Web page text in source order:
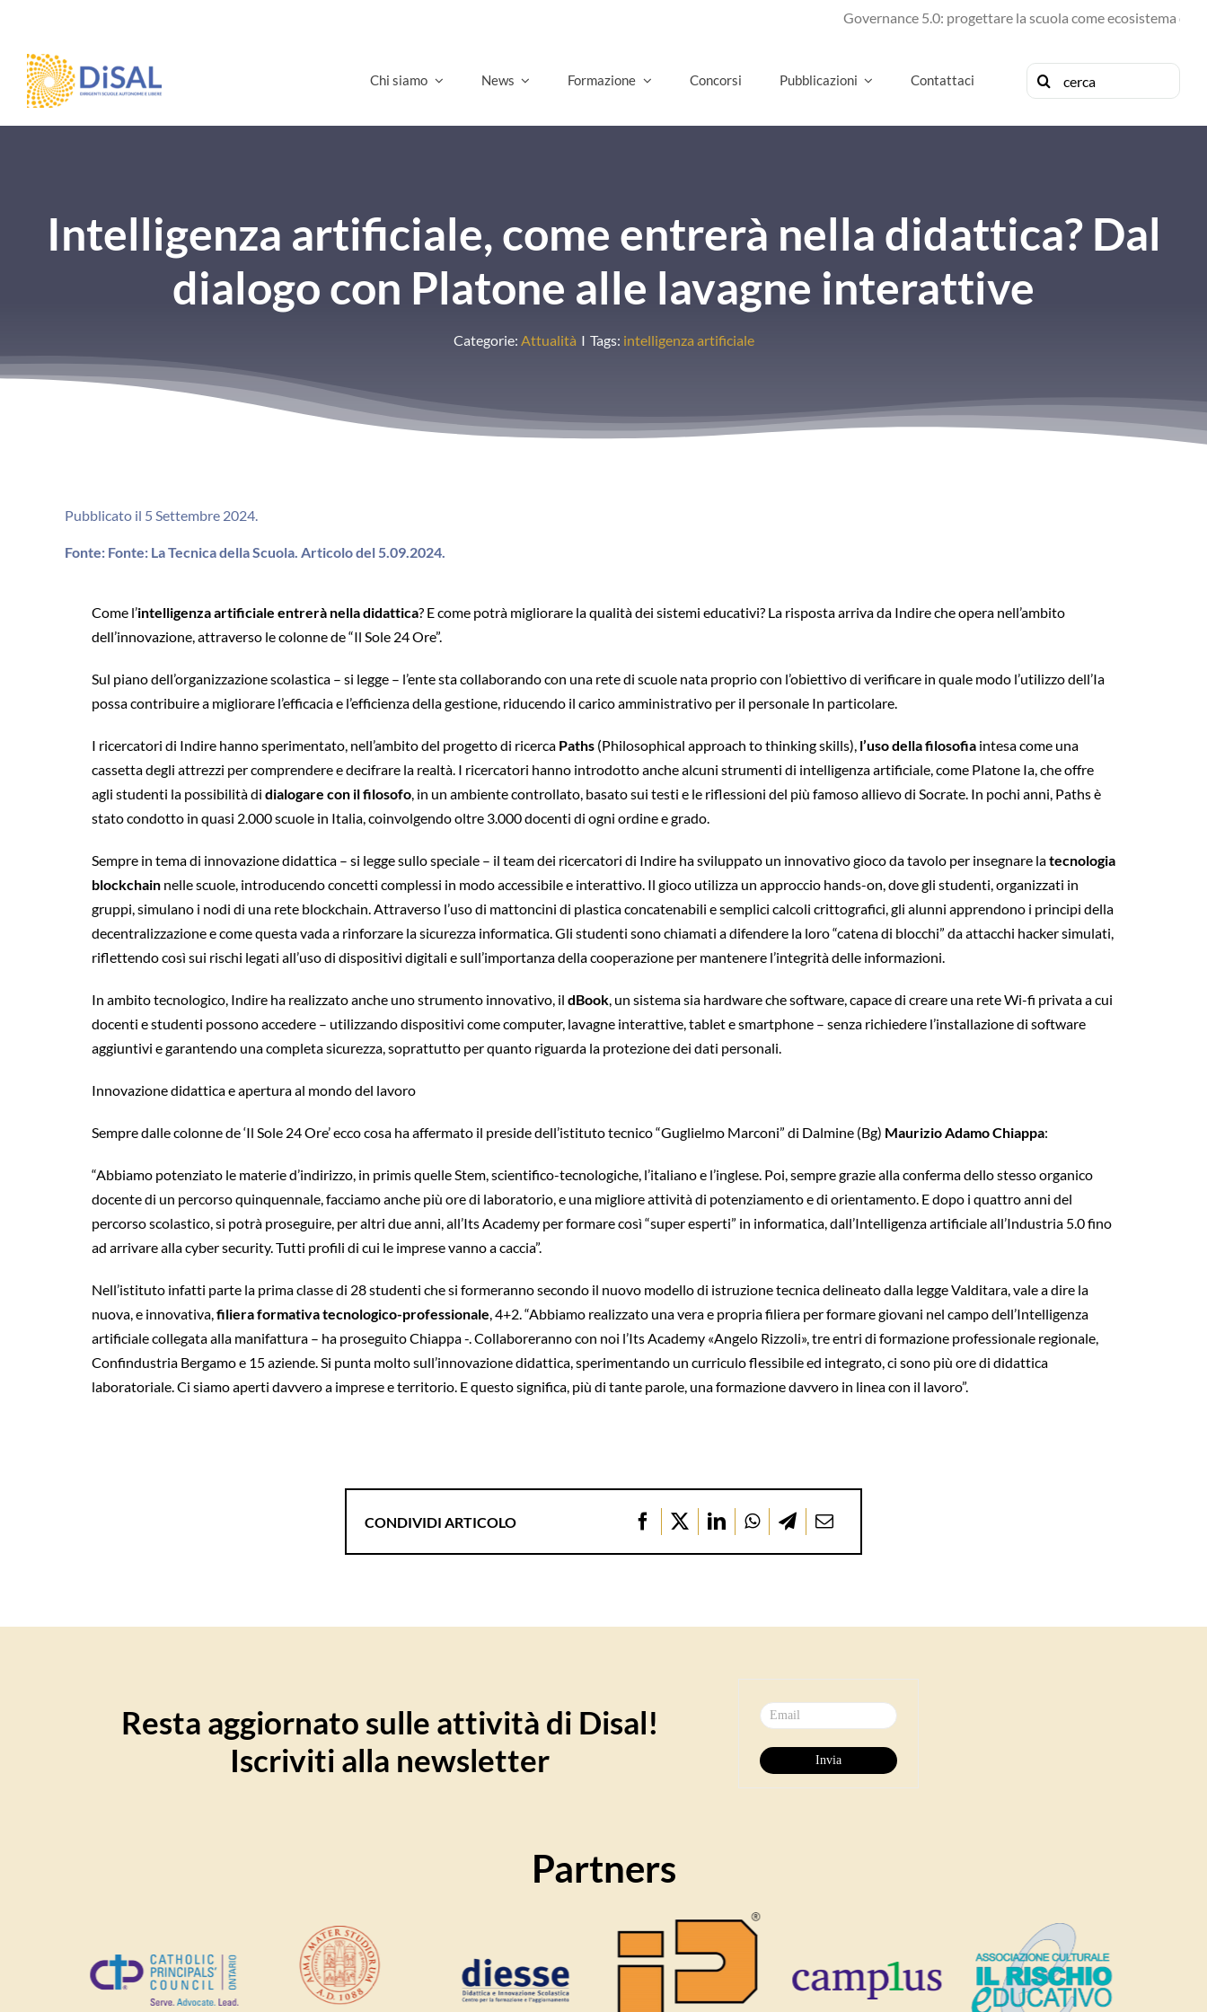
contenuto
Governance 5.0: progettare la scuola come ecosistema di futuro
Chi siamo News Formazione Concorsi Pubblicazioni Contattaci
Cerca
per:
Intelligenza artificiale, come entrerà nella didattica? Dal
dialogo con Platone alle lavagne interattive
Categorie: Attualità I Tags: intelligenza artificiale
Pubblicato il 5 Settembre 2024.
Fonte: Fonte: La Tecnica della Scuola. Articolo del 5.09.2024.
Come l’intelligenza artificiale entrerà nella didattica? E come potrà migliorare la qualità dei sistemi educativi? La risposta arriva da Indire che opera nell’ambito
dell’innovazione, attraverso le colonne de “Il Sole 24 Ore”.
Sul piano dell’organizzazione scolastica – si legge – l’ente sta collaborando con una rete di scuole nata proprio con l’obiettivo di verificare in quale modo l’utilizzo dell’Ia
possa contribuire a migliorare l’efficacia e l’efficienza della gestione, riducendo il carico amministrativo per il personale In particolare.
I ricercatori di Indire hanno sperimentato, nell’ambito del progetto di ricerca Paths (Philosophical approach to thinking skills),l’uso della filosofiaintesa come una
cassetta degli attrezzi per comprendere e decifrare la realtà. I ricercatori hanno introdotto anche alcuni strumenti di intelligenza artificiale, come Platone Ia, che offre
agli studenti la possibilità di dialogare con il filosofo, in un ambiente controllato, basato sui testi e le riflessioni del più famoso allievo di Socrate. In pochi anni, Paths è
stato condotto in quasi 2.000 scuole in Italia, coinvolgendo oltre 3.000 docenti di ogni ordine e grado.
Sempre in tema di innovazione didattica – si legge sullo speciale – il team dei ricercatori di Indire ha sviluppato un innovativo gioco da tavolo per insegnare latecnologia
blockchainnelle scuole, introducendo concetti complessi in modo accessibile e interattivo. Il gioco utilizza un approccio hands-on, dove gli studenti, organizzati in
gruppi, simulano i nodi di una rete blockchain. Attraverso l’uso di mattoncini di plastica concatenabili e semplici calcoli crittografici, gli alunni apprendono i principi della
decentralizzazione e come questa vada a rinforzare la sicurezza informatica. Gli studenti sono chiamati a difendere la loro “catena di blocchi” da attacchi hacker simulati,
riflettendo così sui rischi legati all’uso di dispositivi digitali e sull’importanza della cooperazione per mantenere l’integrità delle informazioni.
In ambito tecnologico, Indire ha realizzato anche uno strumento innovativo, il dBook, un sistema sia hardware che software, capace di creare una rete Wi-fi privata a cui
docenti e studenti possono accedere – utilizzando dispositivi come computer, lavagne interattive, tablet e smartphone – senza richiedere l’installazione di software
aggiuntivi e garantendo una completa sicurezza, soprattutto per quanto riguarda la protezione dei dati personali.
Innovazione didattica e apertura al mondo del lavoro
Sempre dalle colonne de ‘Il Sole 24 Ore’ ecco cosa ha affermato il preside dell’istituto tecnico “Guglielmo Marconi” di Dalmine (Bg) Maurizio Adamo Chiappa:
“Abbiamo potenziato le materie d’indirizzo, in primis quelle Stem, scientifico-tecnologiche, l’italiano e l’inglese. Poi, sempre grazie alla conferma dello stesso organico
docente di un percorso quinquennale, facciamo anche più ore di laboratorio, e una migliore attività di potenziamento e di orientamento. E dopo i quattro anni del
percorso scolastico, si potrà proseguire, per altri due anni, all’Its Academy per formare così “super esperti” in informatica, dall’Intelligenza artificiale all’Industria 5.0 fino
ad arrivare alla cyber security. Tutti profili di cui le imprese vanno a caccia”.
Nell’istituto infatti parte la prima classe di 28 studenti che si formeranno secondo il nuovo modello di istruzione tecnica delineato dalla legge Valditara, vale a dire la
nuova, e innovativa,filiera formativa tecnologico-professionale, 4+2. “Abbiamo realizzato una vera e propria filiera per formare giovani nel campo dell’Intelligenza
artificiale collegata alla manifattura – ha proseguito Chiappa -. Collaboreranno con noi l’Its Academy «Angelo Rizzoli», tre entri di formazione professionale regionale,
Confindustria Bergamo e 15 aziende. Si punta molto sull’innovazione didattica, sperimentando un curriculo flessibile ed integrato, ci sono più ore di didattica
laboratoriale. Ci siamo aperti davvero a imprese e territorio. E questo significa, più di tante parole, una formazione davvero in linea con il lavoro”.
CONDIVIDI ARTICOLO
Resta aggiornato sulle attività di Disal!
Iscriviti alla newsletter
Partners